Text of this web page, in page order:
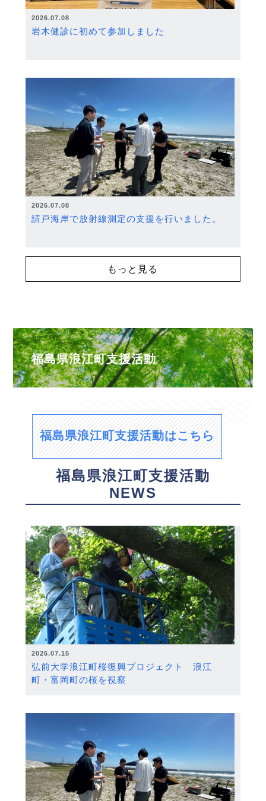
2026.07.08
岩木健診に初めて参加しました
2026.07.08
請戸海岸で放射線測定の支援を行いました。
もっと見る
福島県浪江町支援活動
福島県浪江町支援活動はこちら
福島県浪江町支援活動
NEWS
2026.07.15
弘前大学浪江町桜復興プロジェクト 浪江
町・富岡町の桜を視察